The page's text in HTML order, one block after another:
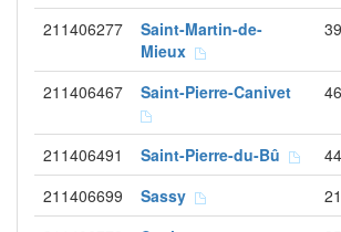
211406277
Saint-Martin-de-
Mieux
211406467 Saint-Pierre-Canivet
211406491 Saint-Pierre-du-Bû
211406699 Sassy